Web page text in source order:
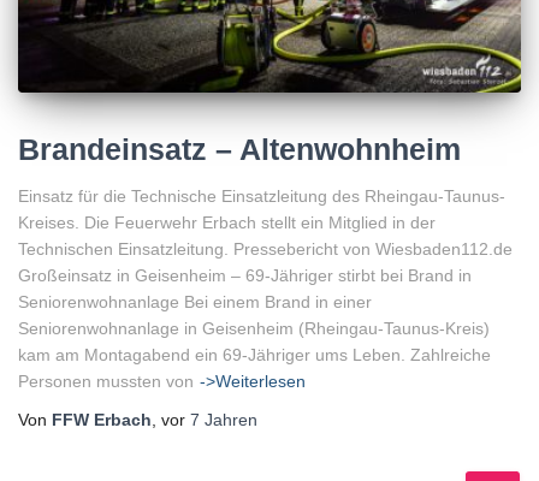
Brandeinsatz – Altenwohnheim
Einsatz für die Technische Einsatzleitung des Rheingau-Taunus-
Kreises. Die Feuerwehr Erbach stellt ein Mitglied in der
Technischen Einsatzleitung. Pressebericht von Wiesbaden112.de
Großeinsatz in Geisenheim – 69-Jähriger stirbt bei Brand in
Seniorenwohnanlage Bei einem Brand in einer
Seniorenwohnanlage in Geisenheim (Rheingau-Taunus-Kreis)
kam am Montagabend ein 69-Jähriger ums Leben. Zahlreiche
Personen mussten von ->Weiterlesen
Von FFW Erbach , vor 7 Jahren